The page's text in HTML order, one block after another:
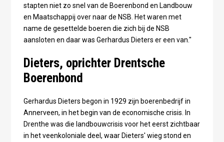
stapten niet zo snel van de Boerenbond en Landbouw
en Maatschappij over naar de NSB. Het waren met
name de gesettelde boeren die zich bij de NSB
aansloten en daar was Gerhardus Dieters er een van."
Dieters, oprichter Drentsche
Boerenbond
Gerhardus Dieters begon in 1929 zijn boerenbedrijf in
Annerveen, in het begin van de economische crisis. In
Drenthe was die landbouwcrisis voor het eerst zichtbaar
in het veenkoloniale deel, waar Dieters' wieg stond en